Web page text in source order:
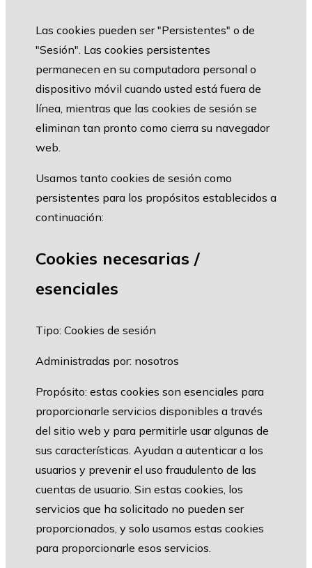
Las cookies pueden ser "Persistentes" o de
"Sesión". Las cookies persistentes
permanecen en su computadora personal o
dispositivo móvil cuando usted está fuera de
línea, mientras que las cookies de sesión se
eliminan tan pronto como cierra su navegador
web.
Usamos tanto cookies de sesión como
persistentes para los propósitos establecidos a
continuación:
Cookies necesarias /
esenciales
Tipo: Cookies de sesión
Administradas por: nosotros
Propósito: estas cookies son esenciales para
proporcionarle servicios disponibles a través
del sitio web y para permitirle usar algunas de
sus características. Ayudan a autenticar a los
usuarios y prevenir el uso fraudulento de las
cuentas de usuario. Sin estas cookies, los
servicios que ha solicitado no pueden ser
proporcionados, y solo usamos estas cookies
para proporcionarle esos servicios.